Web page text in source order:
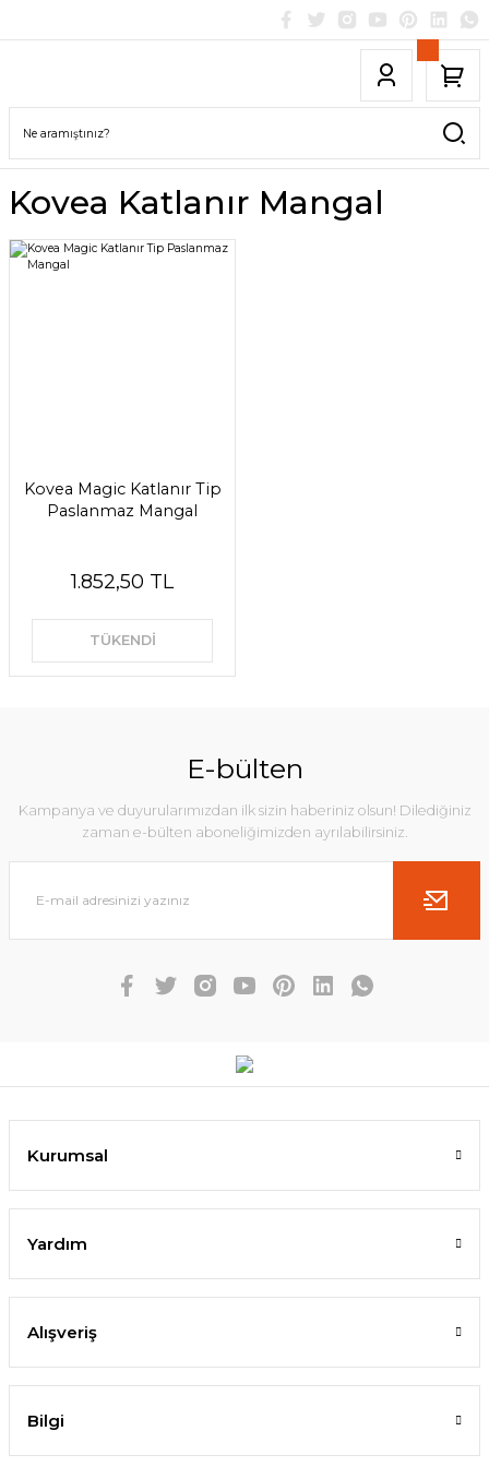
Kovea Katlanır Mangal
Kovea Magic Katlanır Tip
Paslanmaz Mangal
1.852,50 TL
TÜKENDİ
E-bülten
Kampanya ve duyurularımızdan ilk sizin haberiniz olsun! Dilediğiniz
zaman e-bülten aboneliğimizden ayrılabilirsiniz.
Kurumsal
Yardım
Alışveriş
Bilgi